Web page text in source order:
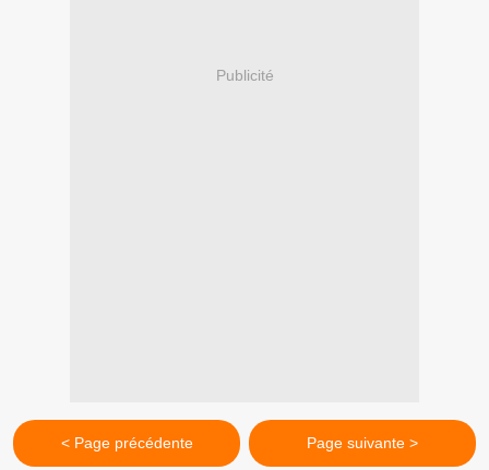
Publicité
< Page précédente Page suivante >